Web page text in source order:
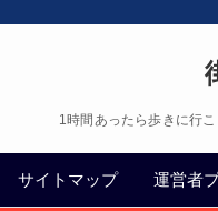
1時間あったら歩きに行
サイトマップ 運営者